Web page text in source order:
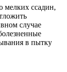
мелких ссадин,
случае
в пытку